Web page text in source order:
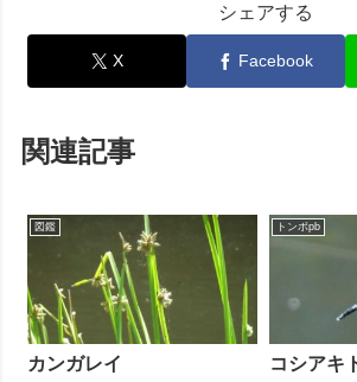
シェアする
X Facebook
関連記事
図鑑
カンガレイ
トンボpb
コシアキ